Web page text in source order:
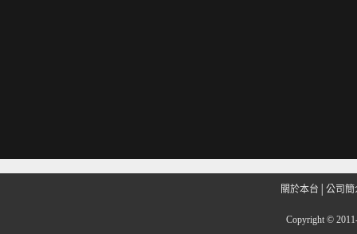
關於本台 公司簡
Copyright ©